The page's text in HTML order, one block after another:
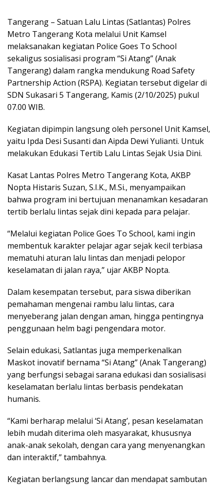
Tangerang – Satuan Lalu Lintas (Satlantas) Polres
Metro Tangerang Kota melalui Unit Kamsel
melaksanakan kegiatan Police Goes To School
sekaligus sosialisasi program “Si Atang” (Anak
Tangerang) dalam rangka mendukung Road Safety
Partnership Action (RSPA). Kegiatan tersebut digelar di
SDN Sukasari 5 Tangerang, Kamis (2/10/2025) pukul
07.00 WIB.
Kegiatan dipimpin langsung oleh personel Unit Kamsel,
yaitu Ipda Desi Susanti dan Aipda Dewi Yulianti. Untuk
melakukan Edukasi Tertib Lalu Lintas Sejak Usia Dini.
Kasat Lantas Polres Metro Tangerang Kota, AKBP
Nopta Histaris Suzan, S.I.K., M.Si., menyampaikan
bahwa program ini bertujuan menanamkan kesadaran
tertib berlalu lintas sejak dini kepada para pelajar.
“Melalui kegiatan Police Goes To School, kami ingin
membentuk karakter pelajar agar sejak kecil terbiasa
mematuhi aturan lalu lintas dan menjadi pelopor
keselamatan di jalan raya,” ujar AKBP Nopta.
Dalam kesempatan tersebut, para siswa diberikan
pemahaman mengenai rambu lalu lintas, cara
menyeberang jalan dengan aman, hingga pentingnya
penggunaan helm bagi pengendara motor.
Selain edukasi, Satlantas juga memperkenalkan
Maskot inovatif bernama “Si Atang” (Anak Tangerang)
yang berfungsi sebagai sarana edukasi dan sosialisasi
keselamatan berlalu lintas berbasis pendekatan
humanis.
“Kami berharap melalui ‘Si Atang’, pesan keselamatan
lebih mudah diterima oleh masyarakat, khususnya
anak-anak sekolah, dengan cara yang menyenangkan
dan interaktif,” tambahnya.
Kegiatan berlangsung lancar dan mendapat sambutan